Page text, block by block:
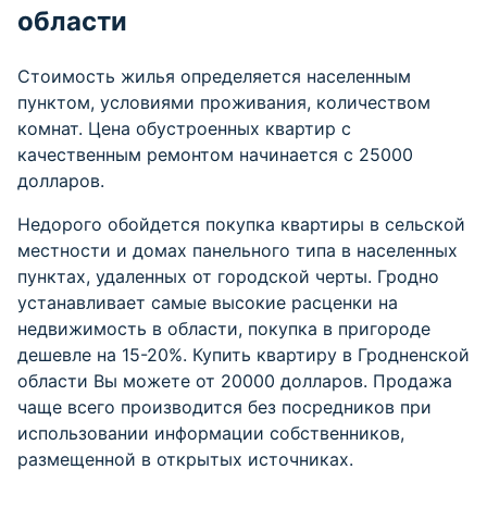
области
Стоимость жилья определяется населенным
пунктом, условиями проживания, количеством
комнат. Цена обустроенных квартир с
качественным ремонтом начинается с 25000
долларов.
Недорого обойдется покупка квартиры в сельской
местности и домах панельного типа в населенных
пунктах, удаленных от городской черты. Гродно
устанавливает самые высокие расценки на
недвижимость в области, покупка в пригороде
дешевле на 15-20%. Купить квартиру в Гродненской
области Вы можете от 20000 долларов. Продажа
чаще всего производится без посредников при
использовании информации собственников,
размещенной в открытых источниках.